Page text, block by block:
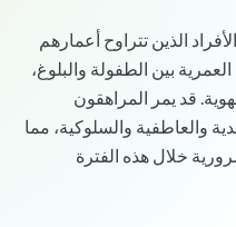
الذين تتراوح أعمارهم
العمرية بين الطفولة والبلوغ،
قد يمر المراهقون
والعاطفية والسلوكية، مما
خلال هذه الفترة